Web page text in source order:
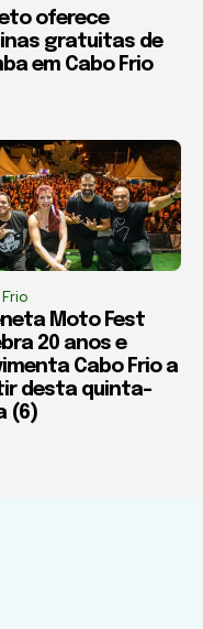
oferece
gratuitas de
em Cabo Frio
Moto Fest
20 anos e
Cabo Frio a
desta quinta-
(6)